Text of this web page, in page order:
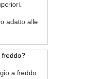
adatto alle
freddo?
a freddo